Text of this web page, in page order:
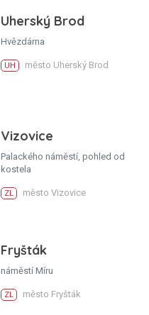
Uherský Brod
Hvězdárna
UH město Uherský Brod
Vizovice
Palackého náměstí, pohled od
kostela
ZL město Vizovice
Fryšták
náměstí Míru
ZL město Fryšták